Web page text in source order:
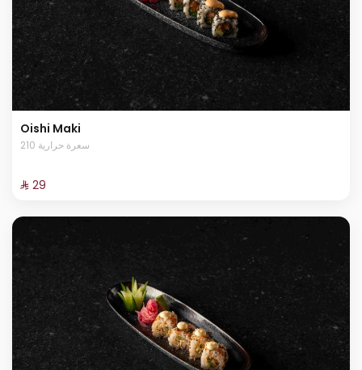
Oishi Maki
210 سعرة حرارية
⁨⁦‪‬ 29⁩